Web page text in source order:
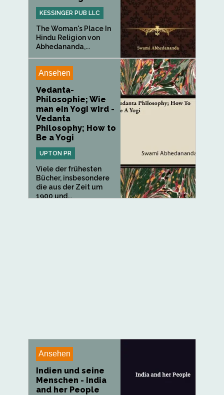
KESSINGER PUB LLC
The Woman's Place In
Hindu Religion von
Abhedananda,...
Ansehen
Vedanta-
Philosophie; Wie
man ein Yogi wird -
Vedanta
Philosophy; How to
Be a Yogi
UPTON PR
Viele der frühesten
Bücher, insbesondere
die aus der Zeit um
1900 und...
Ansehen
Indien und seine
Menschen - India
and her People